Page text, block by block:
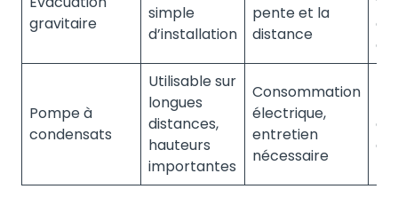
gravitaire
simple
d’installation
pente et la
distance
Pompe à
condensats
Utilisable sur
longues
distances,
hauteurs
importantes
Consommation
électrique,
entretien
nécessaire